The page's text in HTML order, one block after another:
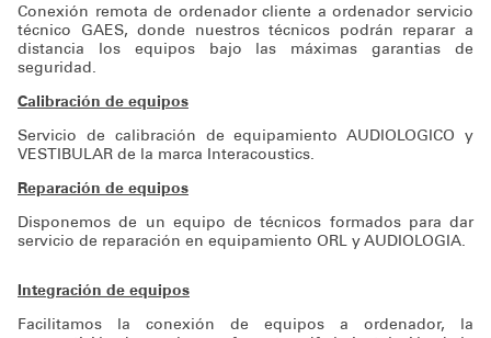
Conexión remota de ordenador cliente a ordenador servicio
técnico GAES, donde nuestros técnicos podrán reparar a
distancia los equipos bajo las máximas garantias de
seguridad.
Calibración de equipos
Servicio de calibración de equipamiento AUDIOLOGICO y
VESTIBULAR de la marca Interacoustics.
Reparación de equipos
Disponemos de un equipo de técnicos formados para dar
servicio de reparación en equipamiento ORL y AUDIOLOGIA.
Integración de equipos
Facilitamos la conexión de equipos a ordenador, la